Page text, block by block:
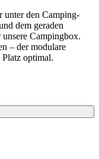
unter den Camping-
dem geraden
Campingbox.
– der modulare
optimal.